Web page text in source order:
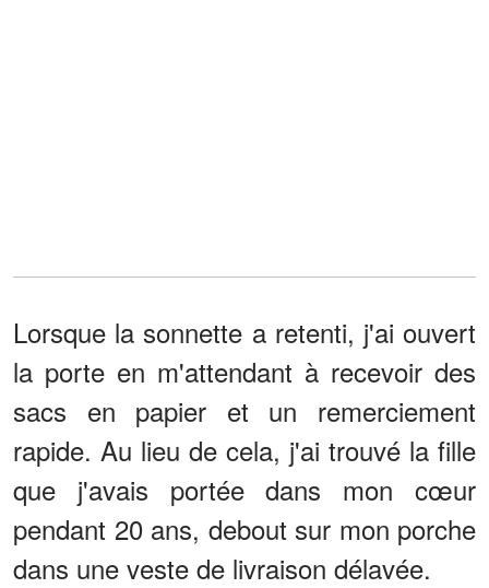
Lorsque la sonnette a retenti, j'ai ouvert
la porte en m'attendant à recevoir des
sacs en papier et un remerciement
rapide. Au lieu de cela, j'ai trouvé la fille
que j'avais portée dans mon cœur
pendant 20 ans, debout sur mon porche
dans une veste de livraison délavée.